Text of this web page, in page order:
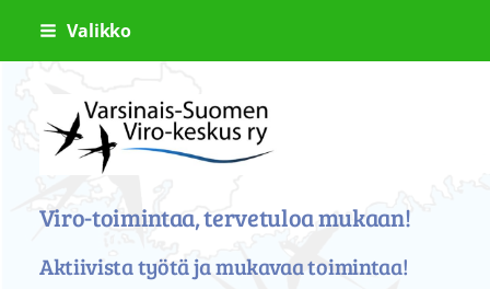
Siirry
Valikko
Varsinais-Suomen Viro-keskus ry
Viro-toimintaa, tervetuloa mukaan!
Aktiivista työtä ja mukavaa toimintaa!